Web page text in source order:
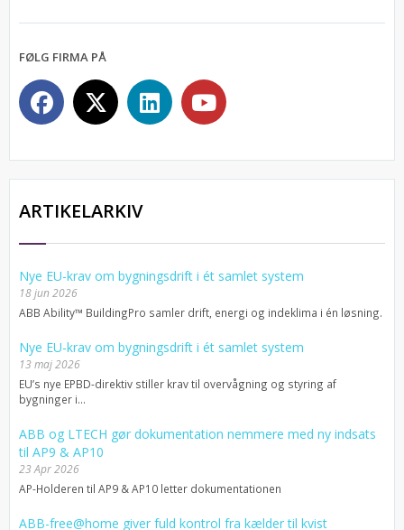
FØLG FIRMA PÅ
ARTIKELARKIV
Nye EU-krav om bygningsdrift i ét samlet system
18 jun 2026
ABB Ability™ BuildingPro samler drift, energi og indeklima i én løsning.
Nye EU-krav om bygningsdrift i ét samlet system
13 maj 2026
EU’s nye EPBD-direktiv stiller krav til overvågning og styring af
bygninger i...
ABB og LTECH gør dokumentation nemmere med ny indsats
til AP9 & AP10
23 Apr 2026
AP-Holderen til AP9 & AP10 letter dokumentationen
ABB-free@home giver fuld kontrol fra kælder til kvist